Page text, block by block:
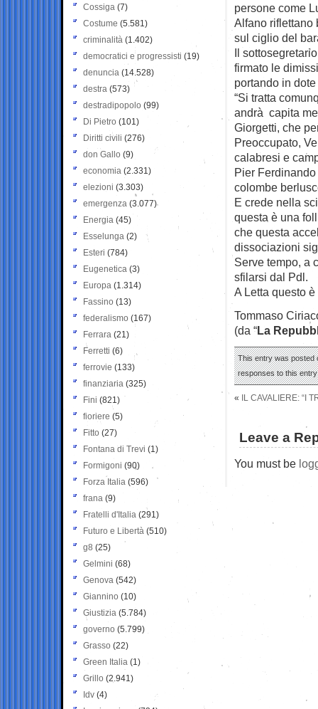
persone come
Alfano riflettano
sul ciglio del
Il
firmato le
portando in
“Si tratta
andrà capita
Giorgetti, che
Preoccupato,
calabresi e
Pier
colombe
E crede nella
questa è una
che questa
dissociazioni
Serve tempo, a
sfilarsi dal Pdl.
A Letta questo
Tommaso
(da “La
This entry was posted
responses to this
« IL CAVALIERE: “I
Leave a
You must be
Cossiga (7)
Costume (5.581)
criminalità (1.402)
democratici e progressisti (19)
denuncia (14.528)
destra (573)
destradipopolo (99)
Di Pietro (101)
Diritti civili (276)
don Gallo (9)
economia (2.331)
elezioni (3.303)
emergenza (3.077)
Energia (45)
Esselunga (2)
Esteri (784)
Eugenetica (3)
Europa (1.314)
Fassino (13)
federalismo (167)
Ferrara (21)
Ferretti (6)
ferrovie (133)
finanziaria (325)
Fini (821)
fioriere (5)
Fitto (27)
Fontana di Trevi (1)
Formigoni (90)
Forza Italia (596)
frana (9)
Fratelli d'Italia (291)
Futuro e Libertà (510)
g8 (25)
Gelmini (68)
Genova (542)
Giannino (10)
Giustizia (5.784)
governo (5.799)
Grasso (22)
Green Italia (1)
Grillo (2.941)
Idv (4)